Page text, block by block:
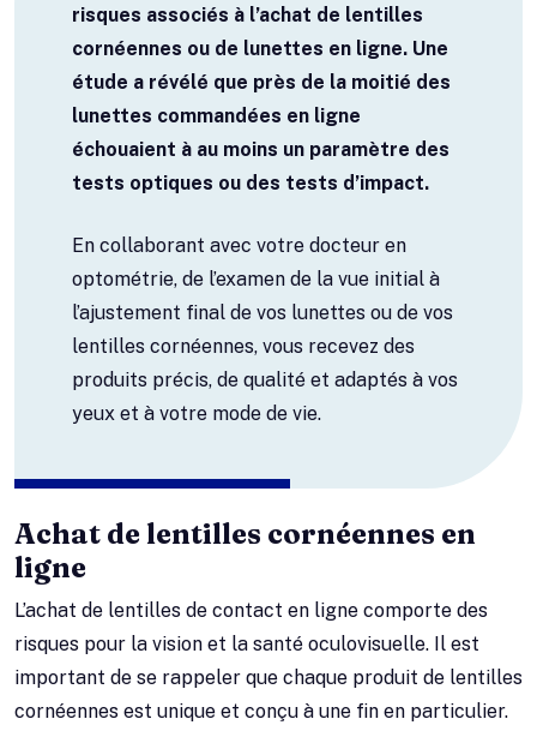
risques associés à l’achat de lentilles
cornéennes ou de lunettes en ligne. Une
étude a révélé que près de la moitié des
lunettes commandées en ligne
échouaient à au moins un paramètre des
tests optiques ou des tests d’impact.
En collaborant avec votre docteur en
optométrie, de l’examen de la vue initial à
l’ajustement final de vos lunettes ou de vos
lentilles cornéennes, vous recevez des
produits précis, de qualité et adaptés à vos
yeux et à votre mode de vie.
Achat de lentilles cornéennes en
ligne
L’achat de lentilles de contact en ligne comporte des
risques pour la vision et la santé oculovisuelle. Il est
important de se rappeler que chaque produit de lentilles
cornéennes est unique et conçu à une fin en particulier.